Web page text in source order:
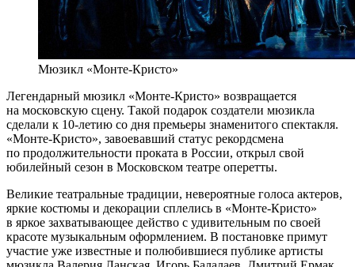
Мюзикл «Монте-Кристо»
Легендарный мюзикл «Монте-Кристо» возвращается
на московскую сцену. Такой подарок создатели мюзикла
сделали к 10-летию со дня премьеры знаменитого спектакля.
«Монте-Кристо», завоевавший статус рекордсмена
по продолжительности проката в России, открыл свой
юбилейный сезон в Московском театре оперетты.
Великие театральные традиции, невероятные голоса актеров,
яркие костюмы и декорации сплелись в «Монте-Кристо»
в яркое захватывающее действо с удивительным по своей
красоте музыкальным оформлением. В постановке примут
участие уже известные и полюбившиеся публике артисты